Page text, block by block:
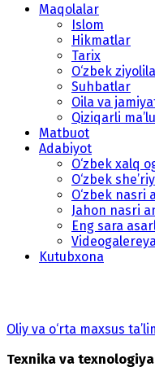
Maqolalar
Islom
Hikmatlar
Tarix
O‘zbek
Suhbatlar
Oila va
Qiziqarli
Matbuot
Adabiyot
O‘zbek xalq
O‘zbek
O‘zbek nasri
Jahon nasri
Eng sara
Kutubxona
Oliy va o‘rta maxsus
Texnika va texnologiya